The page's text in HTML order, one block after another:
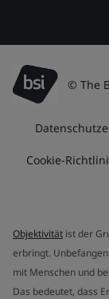
© The
Cookie-
Objektivität ist der
erbringt.
mit Menschen und
Das bedeutet, dass